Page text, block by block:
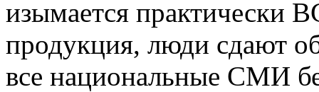
изымается практически
продукция, люди сдают
все национальные СМИ